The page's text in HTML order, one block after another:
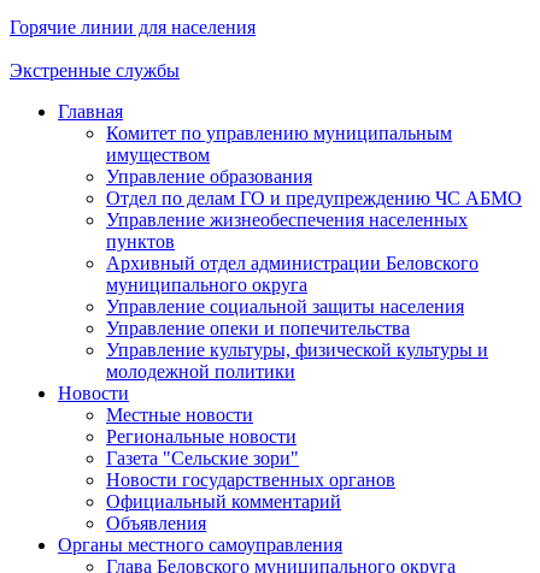
Горячие линии для населения
Экстренные службы
Главная
Комитет по управлению муниципальным
имуществом
Управление образования
Отдел по делам ГО и предупреждению ЧС АБМО
Управление жизнеобеспечения населенных
пунктов
Архивный отдел администрации Беловского
муниципального округа
Управление социальной защиты населения
Управление опеки и попечительства
Управление культуры, физической культуры и
молодежной политики
Новости
Местные новости
Региональные новости
Газета "Сельские зори"
Новости государственных органов
Официальный комментарий
Объявления
Органы местного самоуправления
Глава Беловского муниципального округа